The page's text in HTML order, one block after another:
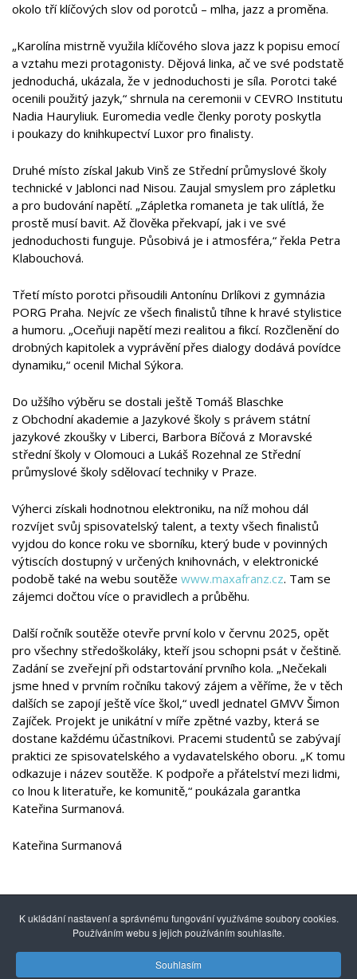
okolo tří klíčových slov od porotců – mlha, jazz a proměna.
„Karolína mistrně využila klíčového slova jazz k popisu emocí
a vztahu mezi protagonisty. Dějová linka, ač ve své podstatě
jednoduchá, ukázala, že v jednoduchosti je síla. Porotci také
ocenili použitý jazyk,“ shrnula na ceremonii v CEVRO Institutu
Nadia Hauryliuk. Euromedia vedle členky poroty poskytla
i poukazy do knihkupectví Luxor pro finalisty.
Druhé místo získal Jakub Vinš ze Střední průmyslové školy
technické v Jablonci nad Nisou. Zaujal smyslem pro zápletku
a pro budování napětí. „Zápletka romaneta je tak ulítlá, že
prostě musí bavit. Až člověka překvapí, jak i ve své
jednoduchosti funguje. Působivá je i atmosféra,“ řekla Petra
Klabouchová.
Třetí místo porotci přisoudili Antonínu Drlíkovi z gymnázia
PORG Praha. Nejvíc ze všech finalistů tíhne k hravé stylistice
a humoru. „Oceňuji napětí mezi realitou a fikcí. Rozčlenění do
drobných kapitolek a vyprávění přes dialogy dodává povídce
dynamiku,“ ocenil Michal Sýkora.
Do užšího výběru se dostali ještě Tomáš Blaschke
z Obchodní akademie a Jazykové školy s právem státní
jazykové zkoušky v Liberci, Barbora Bíčová z Moravské
střední školy v Olomouci a Lukáš Rozehnal ze Střední
průmyslové školy sdělovací techniky v Praze.
Výherci získali hodnotnou elektroniku, na níž mohou dál
rozvíjet svůj spisovatelský talent, a texty všech finalistů
vyjdou do konce roku ve sborníku, který bude v povinných
výtiscích dostupný v určených knihovnách, v elektronické
podobě také na webu soutěže www.maxafranz.cz. Tam se
zájemci dočtou více o pravidlech a průběhu.
Další ročník soutěže otevře první kolo v červnu 2025, opět
pro všechny středoškoláky, kteří jsou schopni psát v češtině.
Zadání se zveřejní při odstartování prvního kola. „Nečekali
jsme hned v prvním ročníku takový zájem a věříme, že v těch
dalších se zapojí ještě více škol,“ uvedl jednatel GMVV Šimon
Zajíček. Projekt je unikátní v míře zpětné vazby, která se
dostane každému účastníkovi. Pracemi studentů se zabývají
praktici ze spisovatelského a vydavatelského oboru. „K tomu
odkazuje i název soutěže. K podpoře a přátelství mezi lidmi,
co lnou k literatuře, ke komunitě,“ poukázala garantka
Kateřina Surmanová.
Kateřina Surmanová
Gymnázium mezinárodních a veřejných
K ukládání nastavení a správnému fungování využíváme soubory cookies.
Používáním webu s jejich používáním souhlasíte.
Souhlasím